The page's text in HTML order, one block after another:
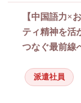
【中国語力×
ティ精神を活
つなぐ最前線
派遣社員